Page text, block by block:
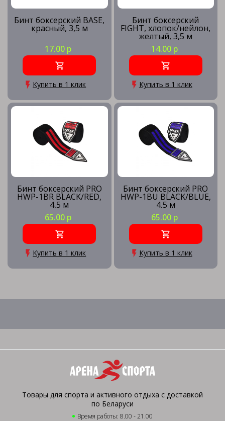
Бинт боксерский BASE,
красный, 3,5 м
17.00 р
Купить в 1 клик
Бинт боксерский
FIGHT, хлопок/нейлон,
желтый, 3,5 м
14.00 р
Купить в 1 клик
Бинт боксерский PRO
HWP-1BR BLACK/RED,
4,5 м
65.00 р
Купить в 1 клик
Бинт боксерский PRO
HWP-1BU BLACK/BLUE,
4,5 м
65.00 р
Купить в 1 клик
Товары для спорта и активного отдыха с доставкой
по Беларуси
Время работы: 8.00 - 21.00